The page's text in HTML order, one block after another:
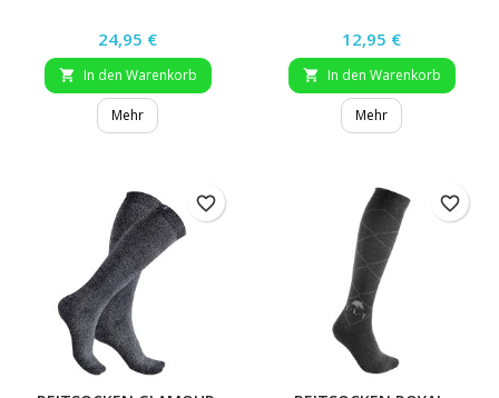
Preis
24,95 €
 In den Warenkorb
Mehr
Preis
12,95 €
 In den Warenkorb
Mehr
favorite_border favorite_border